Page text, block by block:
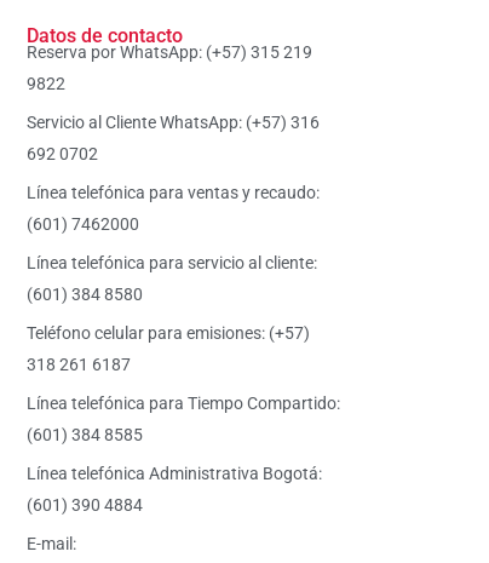
Datos de contacto
Reserva por WhatsApp: (+57) 315 219
9822
Servicio al Cliente WhatsApp: (+57) 316
692 0702
Línea telefónica para ventas y recaudo:
(601) 7462000
Línea telefónica para servicio al cliente:
(601) 384 8580
Teléfono celular para emisiones: (+57)
318 261 6187
Línea telefónica para Tiempo Compartido:
(601) 384 8585
Línea telefónica Administrativa Bogotá:
(601) 390 4884
E-mail: